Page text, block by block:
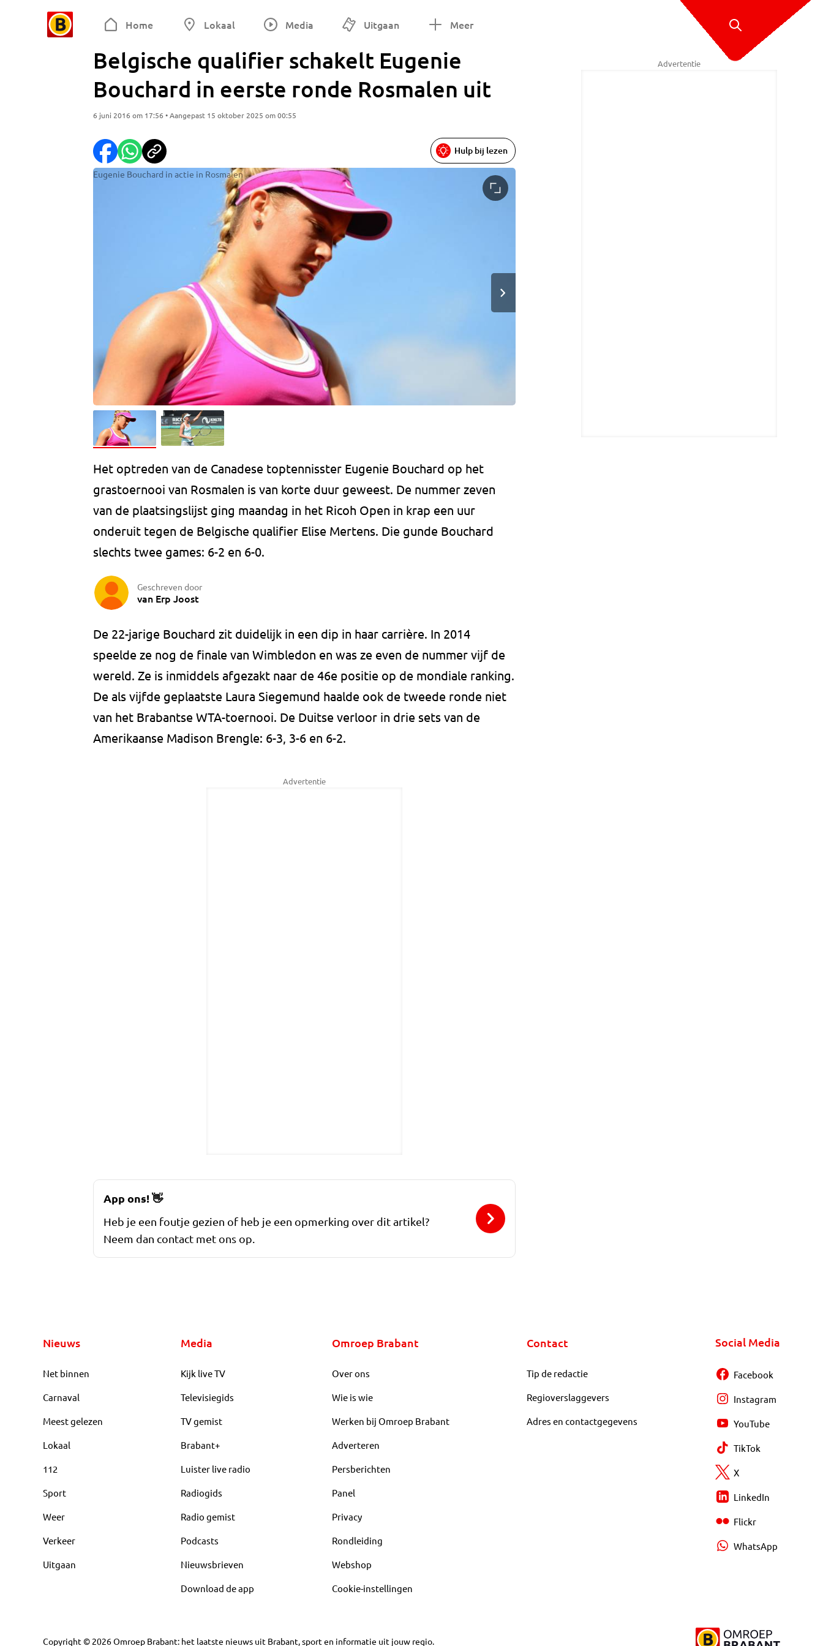
Home Lokaal Media Uitgaan Meer
Belgische qualifier schakelt Eugenie
Bouchard in eerste ronde Rosmalen uit
6 juni 2016 om 17:56 • Aangepast 15 oktober 2025 om 00:55
Eugenie Bouchard in actie in Rosmalen
Hulp bij lezen
Het optreden van de Canadese toptennisster Eugenie Bouchard op het
grastoernooi van Rosmalen is van korte duur geweest. De nummer zeven
van de plaatsingslijst ging maandag in het Ricoh Open in krap een uur
onderuit tegen de Belgische qualifier Elise Mertens. Die gunde Bouchard
slechts twee games: 6-2 en 6-0.
Geschreven door
van Erp Joost
De 22-jarige Bouchard zit duidelijk in een dip in haar carrière. In 2014
speelde ze nog de finale van Wimbledon en was ze even de nummer vijf de
wereld. Ze is inmiddels afgezakt naar de 46e positie op de mondiale ranking.
De als vijfde geplaatste Laura Siegemund haalde ook de tweede ronde niet
van het Brabantse WTA-toernooi. De Duitse verloor in drie sets van de
Amerikaanse Madison Brengle: 6-3, 3-6 en 6-2.
Advertentie
Advertentie
App ons!👋
Heb je een foutje gezien of heb je een opmerking over dit artikel?
Neem dan contact met ons op.
Nieuws
Net binnen
Carnaval
Meest gelezen
Lokaal
112
Sport
Weer
Verkeer
Uitgaan
Media
Kijk live TV
Televisiegids
TV gemist
Brabant+
Luister live radio
Radiogids
Radio gemist
Podcasts
Nieuwsbrieven
Download de app
Omroep Brabant
Over ons
Wie is wie
Werken bij Omroep Brabant
Adverteren
Persberichten
Panel
Privacy
Rondleiding
Webshop
Cookie-instellingen
Contact
Tip de redactie
Regioverslaggevers
Adres en contactgegevens
Social Media
Facebook
Instagram
YouTube
TikTok
X
LinkedIn
Flickr
WhatsApp
Copyright © 2026Omroep Brabant: het laatste nieuws uit Brabant, sport en informatie uit jouw regio.